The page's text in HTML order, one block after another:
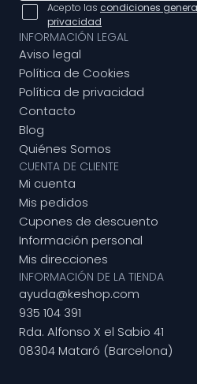
Acepto las condiciones
privacidad
INFORMACIÓN LEGAL
Aviso legal
Política de Cookies
Política de privacidad
Contacto
Blog
Quiénes Somos
CUENTA DE CLIENTE
Mi cuenta
Mis pedidos
Cupones de descuento
Información personal
Mis direcciones
INFORMACIÓN DE LA TIENDA
ayuda@keshop.com
935 104 391
Rda. Alfonso X el Sabio 41
08304 Mataró (Barcelona)